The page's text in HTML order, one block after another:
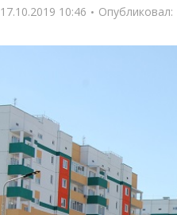
17.10.2019 10:46 Опубликовал: